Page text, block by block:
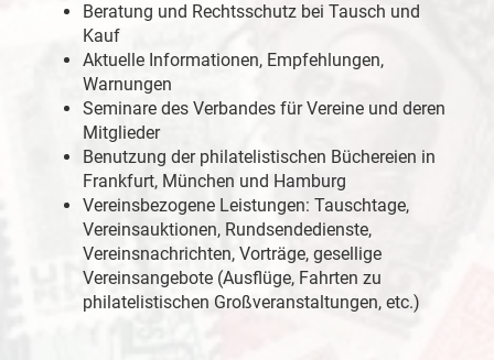
Beratung und Rechtsschutz bei Tausch und
Kauf
Aktuelle Informationen, Empfehlungen,
Warnungen
Seminare des Verbandes für Vereine und deren
Mitglieder
Benutzung der philatelistischen Büchereien in
Frankfurt, München und Hamburg
Vereinsbezogene Leistungen: Tauschtage,
Vereinsauktionen, Rundsendedienste,
Vereinsnachrichten, Vorträge, gesellige
Vereinsangebote (Ausflüge, Fahrten zu
philatelistischen Großveranstaltungen, etc.)